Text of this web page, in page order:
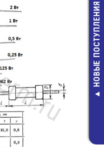
Разъем на
7 (м) (IDC-
12,00 руб.
НОВЫЕ ПОСТУПЛЕНИЯ